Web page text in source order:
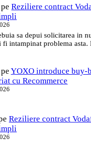
peReziliere contract
sa depui solicitarea in
fi intampinat problema asta.
peYOXO introduce buy-
cu Recommerce
Reziliere contract